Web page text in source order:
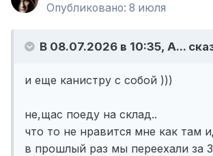
Опубликовано: 8 июля
В 08.07.2026 в 10:35, A...
и еще канистру с собой )))
не,щас поеду на склад..
что то не нравится мне как там
в прошлый раз мы переехали за